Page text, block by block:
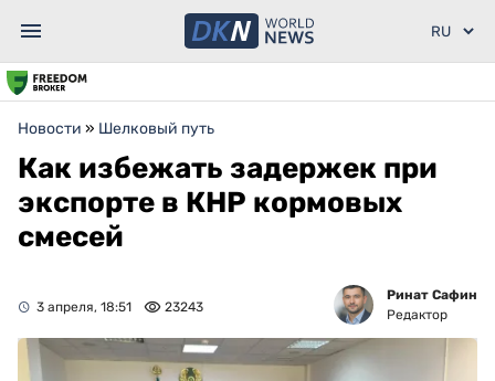
Новости » Шелковый путь
Как избежать задержек при
экспорте в КНР кормовых
смесей
3 апреля, 18:51 23243
Ринат Сафин
Редактор